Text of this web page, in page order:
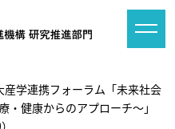
学連携フォーラム「未来社会
・健康からのアプローチ～」